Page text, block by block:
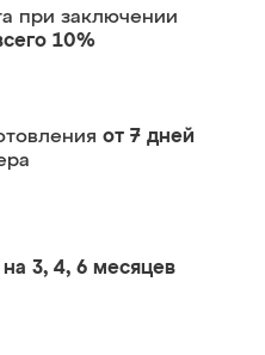
при заключении
10%
от 7 дней
на 3, 4, 6 месяцев